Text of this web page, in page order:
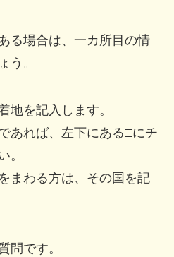
る場合は、一カ所目の情
う。
地を記入します。
あれば、左下にある□にチ
。
まわる方は、その国を記
問です。